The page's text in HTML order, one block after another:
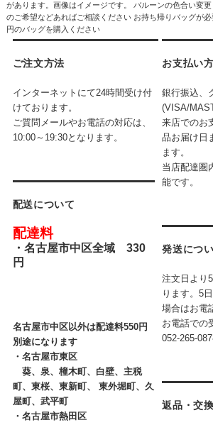
があります。画像はイメージです。 バルーンの色合い変
のご希望などあればご相談ください お持ち帰りバッグが
円のバッグを購入ください
ご注文方法
インターネットにて24時間受け付
けております。
ご質問メールやお電話の対応は、
10:00～19:30となります。
配送について
配達料
・ 名古屋市中区全域 330
円
名古屋市中区以外は配達料550円
別途になります
・ 名古屋市東区
葵、泉、橦木町、白壁、主税
町、東桜、東新町、 東外堀町、久
屋町、武平町
・ 名古屋市熱田区
お支払い
銀行振込、
(VISA/
来店でのお
品お届け日
ます。
当店配達圏
能です。
発送につ
注文日より
ります。5
場合はお電
お電話での
052-265-
返品・交